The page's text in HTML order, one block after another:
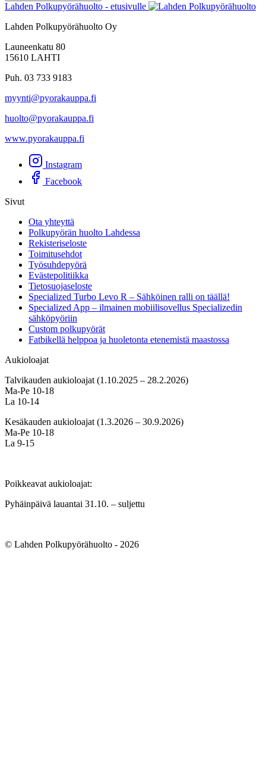
Lahden Polkupyörähuolto - etusivulle
Lahden Polkupyörähuolto Oy
Launeenkatu 80
15610 LAHTI
Puh. 03 733 9183
myynti@pyorakauppa.fi
huolto@pyorakauppa.fi
www.pyorakauppa.fi
Instagram
Facebook
Sivut
Ota yhteyttä
Polkupyörän huolto Lahdessa
Rekisteriseloste
Toimitusehdot
Työsuhdepyörä
Evästepolitiikka
Tietosuojaseloste
Specialized Turbo Levo R – Sähköinen ralli on täällä!
Specialized App – ilmainen mobiilisovellus Specializedin
sähköpyöriin
Custom polkupyörät
Fatbikellä helppoa ja huoletonta etenemistä maastossa
Aukioloajat
Talvikauden aukioloajat (1.10.2025 – 28.2.2026)
Ma-Pe 10-18
La 10-14
Kesäkauden aukioloajat (1.3.2026 – 30.9.2026)
Ma-Pe 10-18
La 9-15
Poikkeavat aukioloajat:
Pyhäinpäivä lauantai 31.10. – suljettu
© Lahden Polkupyörähuolto - 2026